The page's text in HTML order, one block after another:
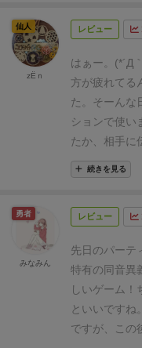
行っていきま
です。自分が
お題を当てて
そういったゲ
す。
こうい
って言うゲー
いましたが、
遊べる仕様に
た。似たり寄
のパーティ
いです。 こ
演じたのか予
択肢を回収し
の選択肢を別
をする展開
ます。多人数
レビュー
はぁー。(*´Д
方が疲れてる
た。 そーんな
ションで使い
たか、相手に
ムすがたで”
しないんだか
たちだけで
続きを見る
仙人
zЁｎ
レビュー
先日のパーテ
特有の同音異
しいゲーム！
といいですね。
ですが、この
勇者
みなみん